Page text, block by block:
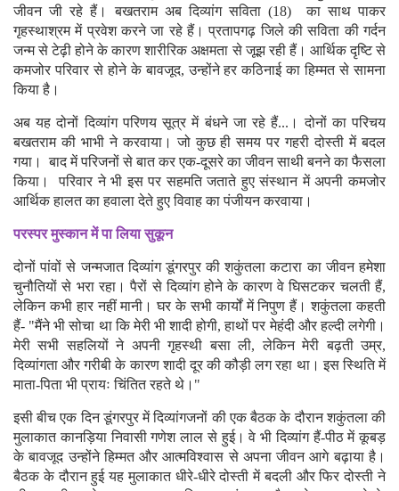
जीवन जी रहे हैं। बखतराम अब दिव्यांग सविता (18) का साथ पाकर
गृहस्थाश्रम में प्रवेश करने जा रहे हैं। प्रतापगढ़ जिले की सविता की गर्दन
जन्म से टेढ़ी होने के कारण शारीरिक अक्षमता से जूझ रही हैं। आर्थिक दृष्टि से
कमजोर परिवार से होने के बावजूद, उन्होंने हर कठिनाई का हिम्मत से सामना
किया है।
अब यह दोनों दिव्यांग परिणय सूत्र में बंधने जा रहे हैं...। दोनों का परिचय
बखतराम की भाभी ने करवाया। जो कुछ ही समय पर गहरी दोस्ती में बदल
गया। बाद में परिजनों से बात कर एक-दूसरे का जीवन साथी बनने का फैसला
किया। परिवार ने भी इस पर सहमति जताते हुए संस्थान में अपनी कमजोर
आर्थिक हालत का हवाला देते हुए विवाह का पंजीयन करवाया।
परस्पर मुस्कान में पा लिया सुकून
दोनों पांवों से जन्मजात दिव्यांग डूंगरपुर की शकुंतला कटारा का जीवन हमेशा
चुनौतियों से भरा रहा। पैरों से दिव्यांग होने के कारण वे घिसटकर चलती हैं,
लेकिन कभी हार नहीं मानी। घर के सभी कार्यों में निपुण हैं। शकुंतला कहती
हैं- "मैंने भी सोचा था कि मेरी भी शादी होगी, हाथों पर मेहंदी और हल्दी लगेगी।
मेरी सभी सहलियों ने अपनी गृहस्थी बसा ली, लेकिन मेरी बढ़ती उम्र,
दिव्यांगता और गरीबी के कारण शादी दूर की कौड़ी लग रहा था। इस स्थिति में
माता-पिता भी प्रायः चिंतित रहते थे।"
इसी बीच एक दिन डूंगरपुर में दिव्यांगजनों की एक बैठक के दौरान शकुंतला की
मुलाकात कानड़िया निवासी गणेश लाल से हुई। वे भी दिव्यांग हैं-पीठ में कूबड़
के बावजूद उन्होंने हिम्मत और आत्मविश्वास से अपना जीवन आगे बढ़ाया है।
बैठक के दौरान हुई यह मुलाकात धीरे-धीरे दोस्ती में बदली और फिर दोस्ती ने